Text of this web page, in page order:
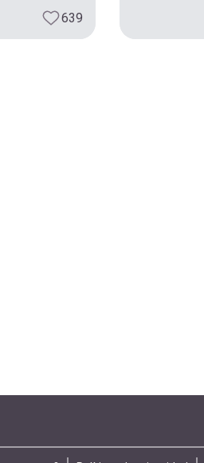
639